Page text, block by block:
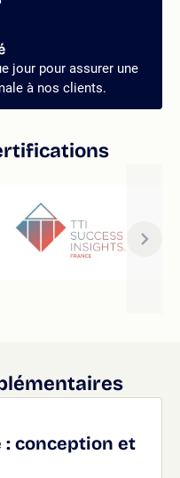
jour pour assurer une
à nos clients.
conception et